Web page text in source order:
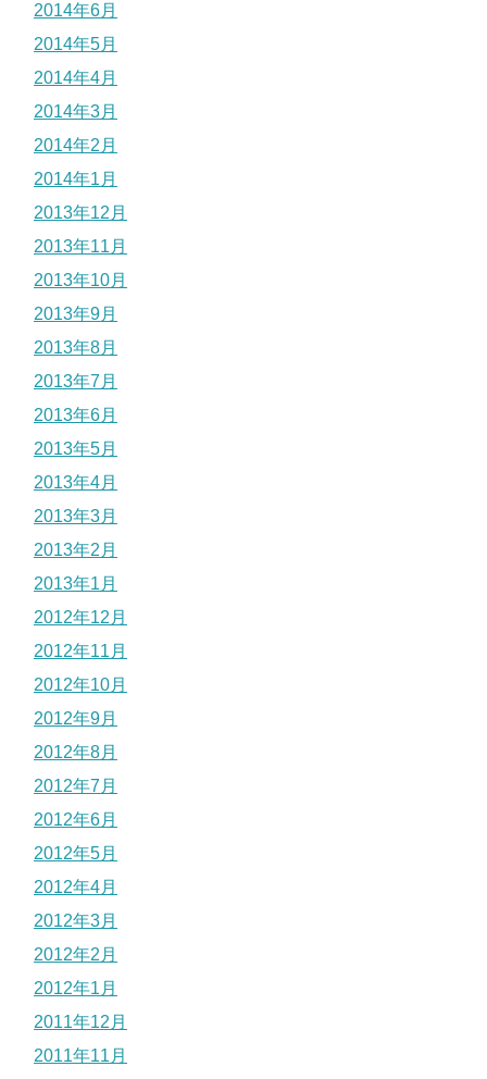
2014年6月
2014年5月
2014年4月
2014年3月
2014年2月
2014年1月
2013年12月
2013年11月
2013年10月
2013年9月
2013年8月
2013年7月
2013年6月
2013年5月
2013年4月
2013年3月
2013年2月
2013年1月
2012年12月
2012年11月
2012年10月
2012年9月
2012年8月
2012年7月
2012年6月
2012年5月
2012年4月
2012年3月
2012年2月
2012年1月
2011年12月
2011年11月